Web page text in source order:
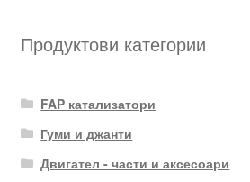
Продуктови категории
FAP катализатори
Гуми и джанти
Двигател - части и аксесоари